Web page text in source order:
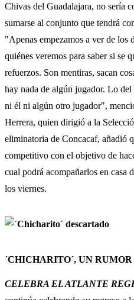
Chivas del Guadalajara, no sería
sumarse al conjunto que tendrá
"Apenas empezamos a ver de los
quiénes veremos para saber si se
refuerzos. Son mentiras, sacan
hay nada de algún jugador. Lo del
ni él ni algún otro jugador",
Herrera, quien dirigió a la
eliminatoria de Concacaf, añadió
competitivo con el objetivo de
cual podrá acompañarlos en casa
los viernes.
´CHICHARITO´, UN RUMOR
CELEBRA EL ATLANTE